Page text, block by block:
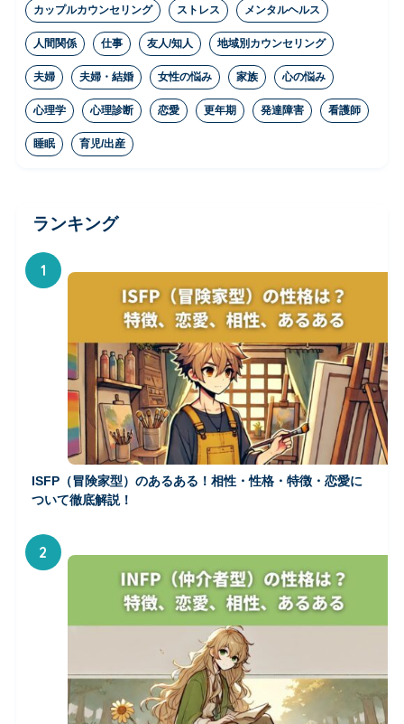
カップルカウンセリング ストレス メンタルヘルス
人間関係 仕事 友人/知人 地域別カウンセリング
夫婦 夫婦・結婚 女性の悩み 家族 心の悩み
心理学 心理診断 恋愛 更年期 発達障害 看護師
睡眠 育児/出産
ランキング
1
ISFP（冒険家型）のあるある！相性・性格・特徴・恋愛に
ついて徹底解説！
2